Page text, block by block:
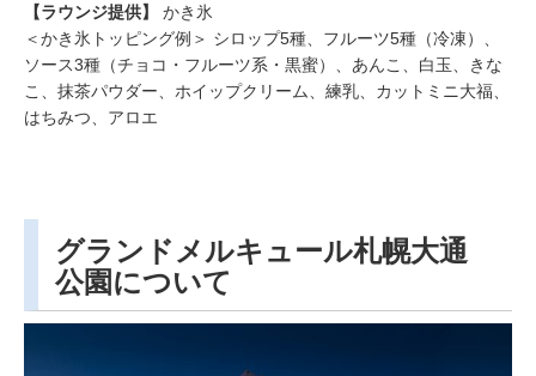
【ラウンジ提供】
かき氷
＜かき氷トッピング例＞ シロップ5種、フルーツ5種（冷凍）、
ソース3種（チョコ・フルーツ系・黒蜜）、あんこ、白玉、きな
こ、抹茶パウダー、ホイップクリーム、練乳、カットミニ大福、
はちみつ、アロエ
グランドメルキュール札幌大通
公園について